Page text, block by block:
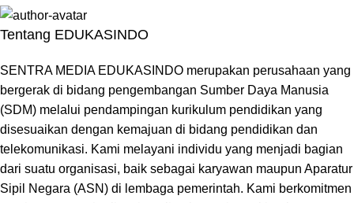
Tentang EDUKASINDO
SENTRA MEDIA EDUKASINDO merupakan perusahaan yang
bergerak di bidang pengembangan Sumber Daya Manusia
(SDM) melalui pendampingan kurikulum pendidikan yang
disesuaikan dengan kemajuan di bidang pendidikan dan
telekomunikasi. Kami melayani individu yang menjadi bagian
dari suatu organisasi, baik sebagai karyawan maupun Aparatur
Sipil Negara (ASN) di lembaga pemerintah. Kami berkomitmen